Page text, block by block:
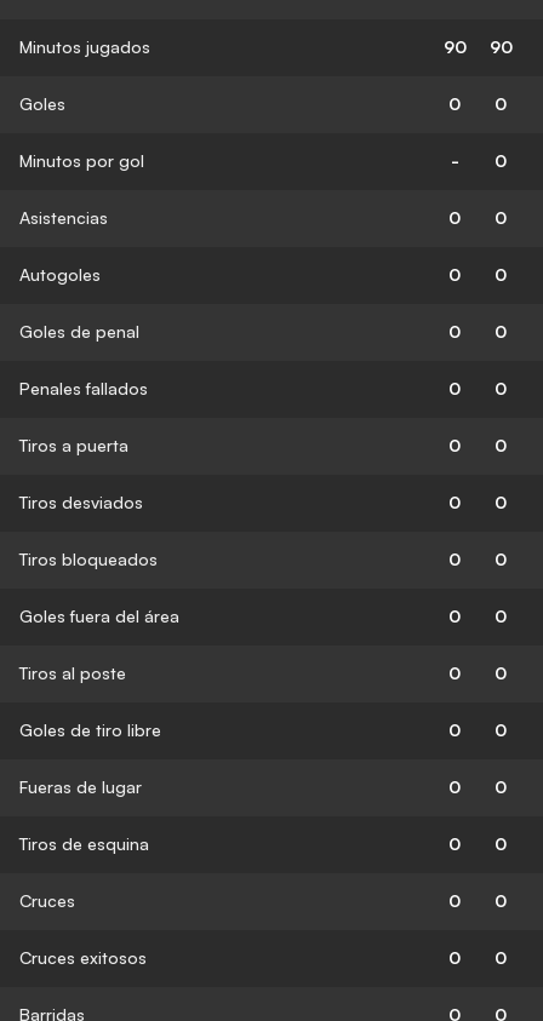
Minutos jugados 90 90
Goles 0 0
Minutos por gol - 0
Asistencias 0 0
Autogoles 0 0
Goles de penal 0 0
Penales fallados 0 0
Tiros a puerta 0 0
Tiros desviados 0 0
Tiros bloqueados 0 0
Goles fuera del área 0 0
Tiros al poste 0 0
Goles de tiro libre 0 0
Fueras de lugar 0 0
Tiros de esquina 0 0
Cruces 0 0
Cruces exitosos 0 0
Barridas 0 0